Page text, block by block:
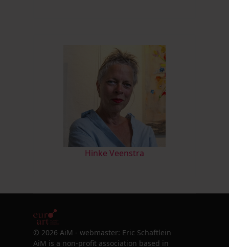
Hinke Veenstra
© 2026 AiM - webmaster: Eric Schaftlein
AiM is a non-profit association based in